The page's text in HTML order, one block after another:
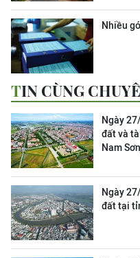
Nhiều
TIN CÙNG
Ngày
đất và
Nam
Ngày
đất tại